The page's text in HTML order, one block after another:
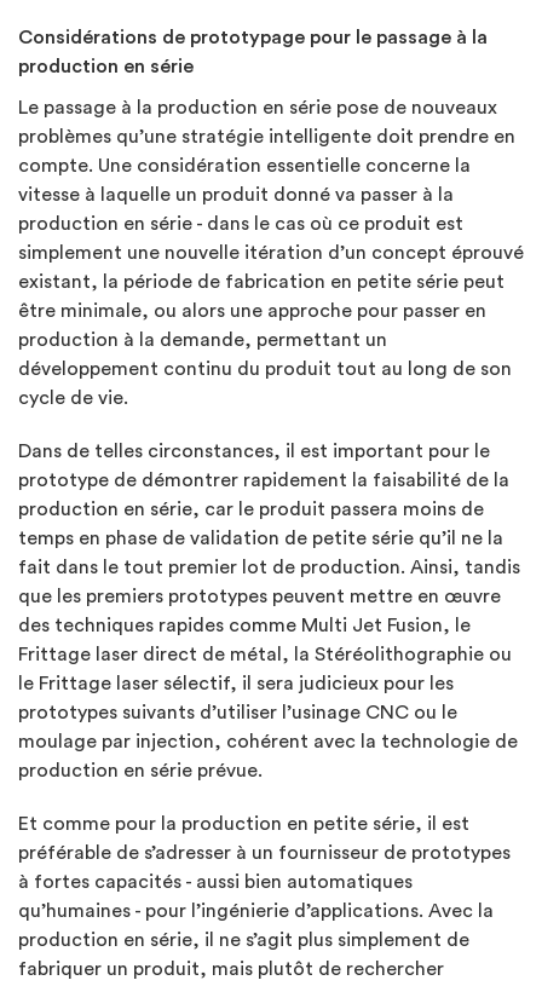
Considérations de prototypage pour le passage à la
production en série
Le passage à la production en série pose de nouveaux
problèmes qu’une stratégie intelligente doit prendre en
compte. Une considération essentielle concerne la
vitesse à laquelle un produit donné va passer à la
production en série - dans le cas où ce produit est
simplement une nouvelle itération d’un concept éprouvé
existant, la période de fabrication en petite série peut
être minimale, ou alors une approche pour passer en
production à la demande, permettant un
développement continu du produit tout au long de son
cycle de vie.
Dans de telles circonstances, il est important pour le
prototype de démontrer rapidement la faisabilité de la
production en série, car le produit passera moins de
temps en phase de validation de petite série qu’il ne la
fait dans le tout premier lot de production. Ainsi, tandis
que les premiers prototypes peuvent mettre en œuvre
des techniques rapides comme Multi Jet Fusion, le
Frittage laser direct de métal, la Stéréolithographie ou
le Frittage laser sélectif, il sera judicieux pour les
prototypes suivants d’utiliser l’usinage CNC ou le
moulage par injection, cohérent avec la technologie de
production en série prévue.
Et comme pour la production en petite série, il est
préférable de s’adresser à un fournisseur de prototypes
à fortes capacités - aussi bien automatiques
qu’humaines - pour l’ingénierie d’applications. Avec la
production en série, il ne s’agit plus simplement de
fabriquer un produit, mais plutôt de rechercher